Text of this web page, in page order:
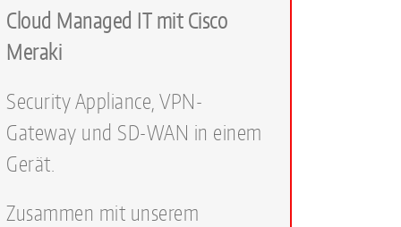
Cloud Managed IT mit Cisco
Meraki
Security Appliance, VPN-
Gateway und SD-WAN in einem
Gerät.
Zusammen mit unserem